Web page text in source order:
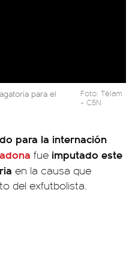
para el
Foto: Télam
- C5N
para la internación
fue imputado este
en la causa que
del exfutbolista.